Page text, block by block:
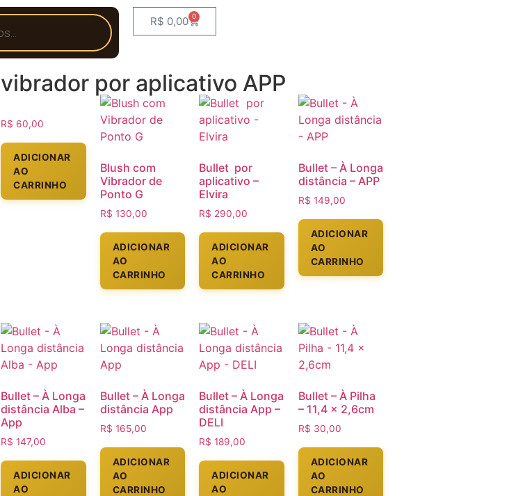
R$ 0,00 0
vibrador por aplicativo APP
R$ 60,00
ADICIONAR
AO
CARRINHO
Blush com
Vibrador de
Ponto G
R$ 130,00
ADICIONAR
AO
CARRINHO
Bullet por
aplicativo –
Elvira
R$ 290,00
ADICIONAR
AO
CARRINHO
Bullet – À Longa
distância – APP
R$ 149,00
ADICIONAR
AO
CARRINHO
Bullet – À Longa
distância Alba –
App
R$ 147,00
ADICIONAR
AO
Bullet – À Longa
distância App
R$ 165,00
ADICIONAR
AO
CARRINHO
Bullet – À Longa
distância App –
DELI
R$ 189,00
ADICIONAR
AO
Bullet – À Pilha
– 11,4 x 2,6cm
R$ 30,00
ADICIONAR
AO
CARRINHO